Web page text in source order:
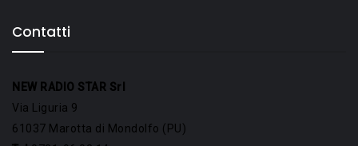
Contatti
NEW RADIO STAR Srl
Via Liguria 9
61037 Marotta di Mondolfo (PU)